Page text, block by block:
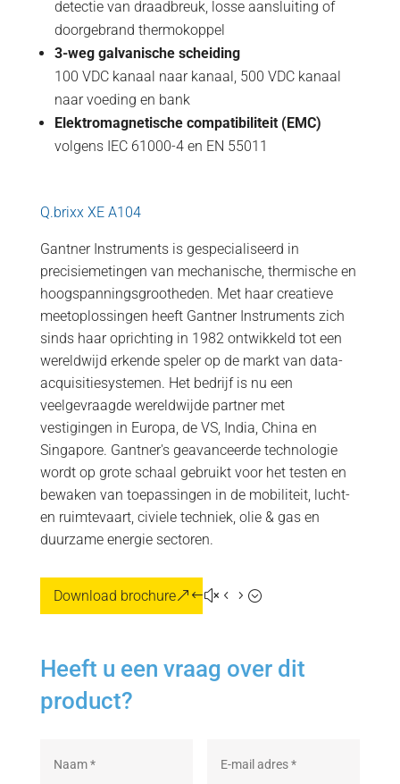
detectie van draadbreuk, losse aansluiting of
doorgebrand thermokoppel
3-weg galvanische scheiding
100 VDC kanaal naar kanaal, 500 VDC kanaal
naar voeding en bank
Elektromagnetische compatibiliteit (EMC)
volgens IEC 61000-4 en EN 55011
Q.brixx XE A104
Gantner Instruments is gespecialiseerd in
precisiemetingen van mechanische, thermische en
hoogspanningsgrootheden. Met haar creatieve
meetoplossingen heeft Gantner Instruments zich
sinds haar oprichting in 1982 ontwikkeld tot een
wereldwijd erkende speler op de markt van data-
acquisitiesystemen. Het bedrijf is nu een
veelgevraagde wereldwijde partner met
vestigingen in Europa, de VS, India, China en
Singapore. Gantner's geavanceerde technologie
wordt op grote schaal gebruikt voor het testen en
bewaken van toepassingen in de mobiliteit, lucht-
en ruimtevaart, civiele techniek, olie & gas en
duurzame energie sectoren.
Download brochure
Heeft u een vraag over dit
product?